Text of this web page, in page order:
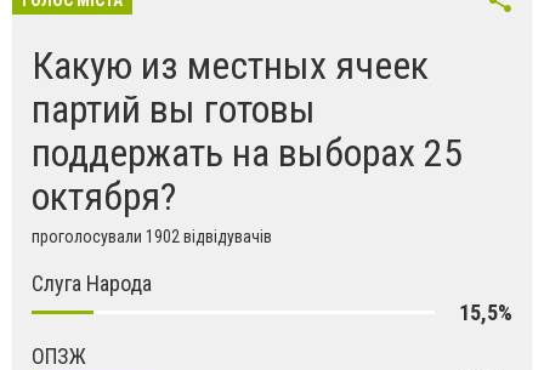
Какую из местных ячеек
партий вы готовы
поддержать на выборах 25
октября?
проголосували 1902 відвідувачів
Слуга Народа
15,5%
ОПЗЖ